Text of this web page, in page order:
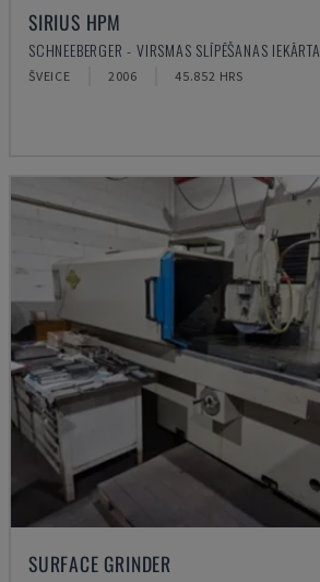
SIRIUS HPM
SCHNEEBERGER - VIRSMAS SLĪPĒŠANAS IEKĀRTA
ŠVEICE 2006 45.852 HRS
SURFACE GRINDER